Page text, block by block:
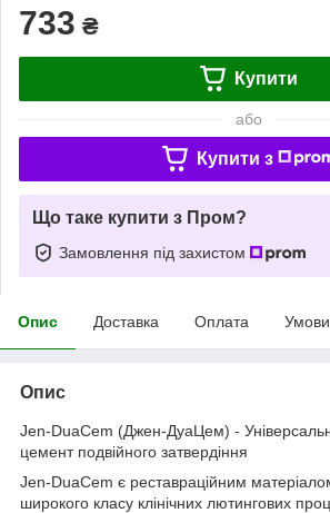
733 ₴
Купити
або
Купити з
Що таке купити з Пром?
Замовлення під захистом
Опис Доставка Оплата
Опис
Jen-DuaCem (Джен-ДуаЦем) -
цемент подвійного затвердіння
Jen-DuaCem є реставраційним
широкого класу клінічних лютингових